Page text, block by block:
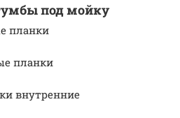
под мойку
планки
планки
внутренние